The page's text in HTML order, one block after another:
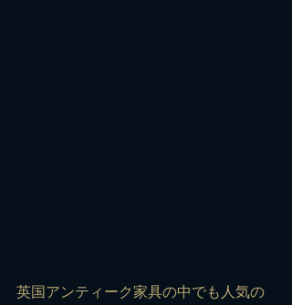
英国アンティーク家具の中でも人気の